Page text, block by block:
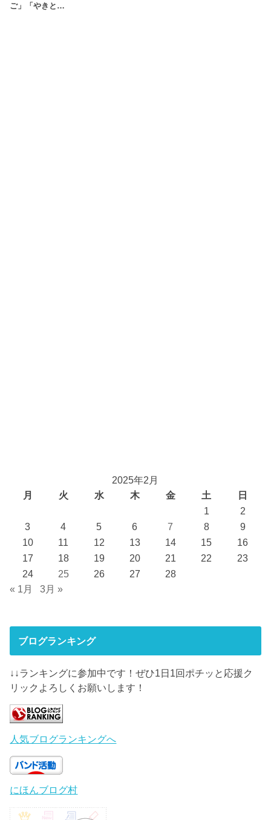
ご」「やきと…
2025年2月
月
火 水 木 金 土
日
1
2
3
4 5 6 7 8
9
10
11 12 13 14 15
16
17
18 19 20 21 22
23
24
25 26 27
28
« 1月
3月 »
ブログランキング
↓↓ランキングに参加中です！ぜひ1日1回ポチッと応援ク
リックよろしくお願いします！
人気ブログランキングへ
にほんブログ村